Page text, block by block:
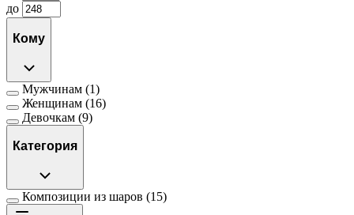
до
Кому
Мужчинам (1)
Женщинам (16)
Девочкам (9)
Категория
Композиции из шаров (15)